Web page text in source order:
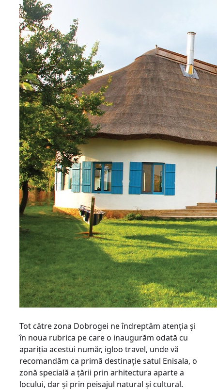
Tot către zona Dobrogei ne îndreptăm atenţia şi
în noua rubrica pe care o inaugurăm odată cu
apariţia acestui număr, igloo travel, unde vă
recomandăm ca primă destinaţie satul Enisala, o
zonă specială a ţării prin arhitectura aparte a
locului, dar şi prin peisajul natural şi cultural.